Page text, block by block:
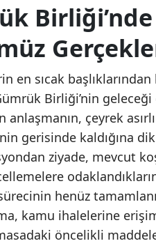
en sıcak
Birliği’nin geleceği
anlaşmanın, çeyrek
gerisinde kaldığına
ziyade, mevcut
henüz
kamu ihalelerine
öncelikli